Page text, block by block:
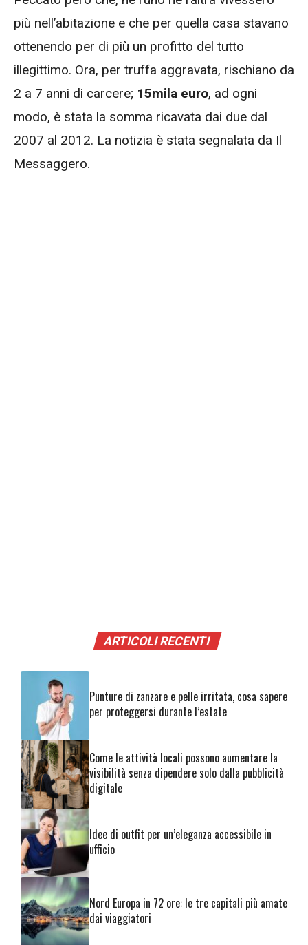
più nell’abitazione e che per quella casa stavano
ottenendo per di più un profitto del tutto
illegittimo. Ora, per truffa aggravata, rischiano da
2 a 7 anni di carcere; 15mila euro, ad ogni
modo, è stata la somma ricavata dai due dal
2007 al 2012. La notizia è stata segnalata da Il
Messaggero.
ARTICOLI RECENTI
Punture di zanzare e pelle irritata, cosa sapere
per proteggersi durante l’estate
Come le attività locali possono aumentare la
visibilità senza dipendere solo dalla pubblicità
digitale
Idee di outfit per un’eleganza accessibile in
ufficio
Nord Europa in 72 ore: le tre capitali più amate
dai viaggiatori